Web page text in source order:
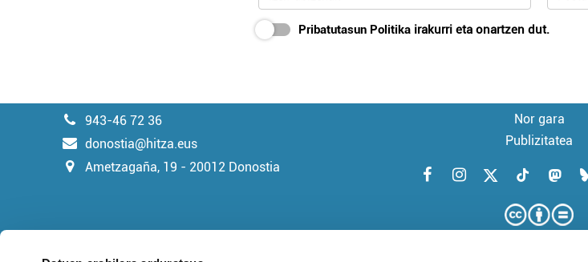
Pribatutasun Politika irakurri eta onartzen dut.
943-46 72 36
donostia@hitza.eus
Ametzagaña, 19 - 20012 Donostia
Nor gara
Publizitatea